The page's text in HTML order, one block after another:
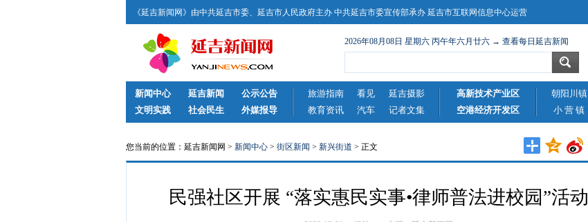
《延吉新闻网》由中共延吉市委、延吉市人民政府主办 中共延吉市委宣传部承办 延吉市互联网信息中心运营
2026年08月08日 星期六 丙午年六月廿六 → 查看每日延吉新闻
新闻中心 延吉新闻 公示公告 旅游指南 看见 延吉摄影 高新技术产业区 朝阳川镇
文明实践
社会民生 外媒报导 教育资讯 汽车 记者文集 空港经济开发区 小 营 镇
您当前的位置：延吉新闻网 > 新闻中心 > 街区新闻 > 新兴街道 > 正文
民强社区开展 “落实惠民实事•律师普法进校园”活动